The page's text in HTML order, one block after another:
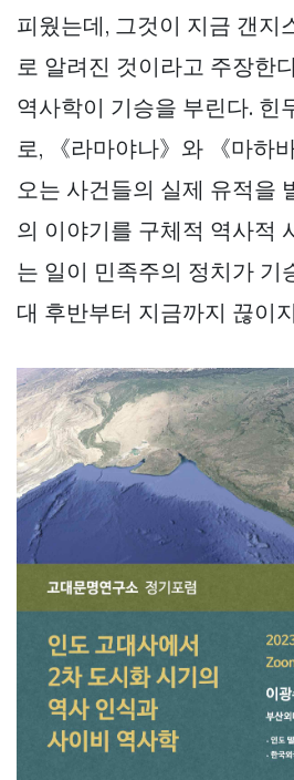
피웠는데, 그것이 지금 갠지
로 알려진 것이라고 주장한
역사학이 기승을 부린다. 힌
로, 《라마야나》와 《마하
오는 사건들의 실제 유적을
의 이야기를 구체적 역사적
는 일이 민족주의 정치가 기
대 후반부터 지금까지 끊이